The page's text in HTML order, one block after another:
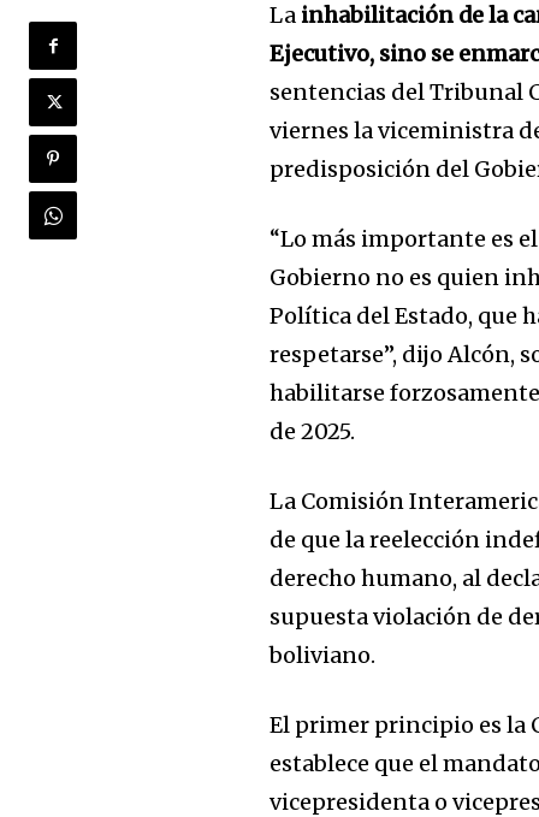
La inhabilitación de la
Ejecutivo, sino se
sentencias del Tribunal
viernes la viceministra
predisposición del
“Lo más importante es
Gobierno no es quien
Política del Estado, que
respetarse”, dijo Alcón,
habilitarse
de 2025.
La Comisión
de que la reelección
derecho humano, al
supuesta violación de
boliviano.
El primer principio es la
establece que el
vicepresidenta o